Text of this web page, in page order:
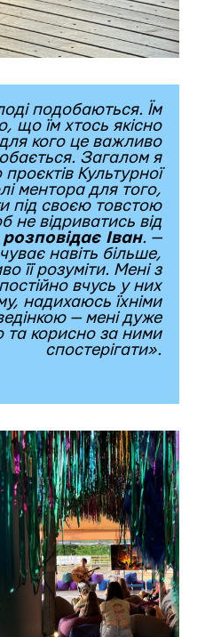
подобаються. Їм
що їм хтось якісно
кого це важливо
Загалом я
проєктівКультурної
ментора для того,
під своєю товстою
не відриватись від
розповідає Іван. —
навіть більше,
її розуміти. Мені з
вчусь у них
надихаюсь їхніми
— мені дуже
та корисно за ними
спостерігати».